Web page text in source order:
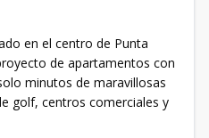
en el centro de Punta
de apartamentos con
minutos de maravillosas
golf, centros comerciales y